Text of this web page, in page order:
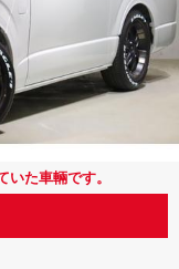
た車輛です。